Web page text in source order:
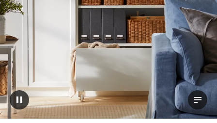
Pausar vídeo Ver